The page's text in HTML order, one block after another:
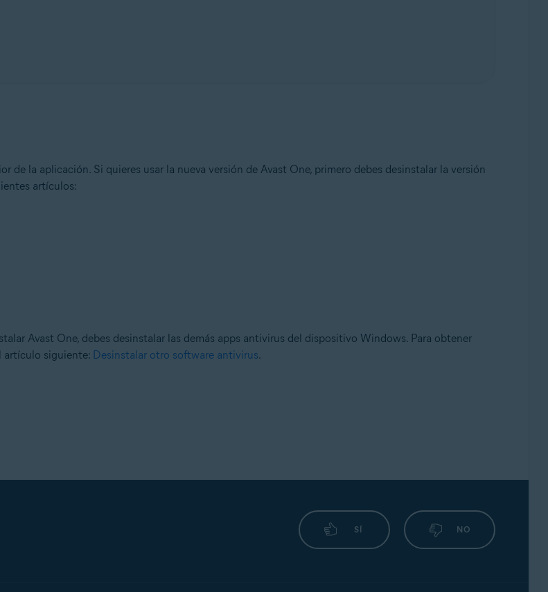
de la aplicación. Si quieres usar la nueva versión de Avast One, primero debes desinstalar la versión
artículos:
Avast One, debes desinstalar las demás apps antivirus del dispositivo Windows. Para obtener
artículo siguiente: Desinstalar otro software antivirus.
SÍ NO